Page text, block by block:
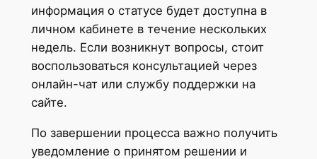
информация о статусе будет доступна в
личном кабинете в течение нескольких
недель. Если возникнут вопросы, стоит
воспользоваться консультацией через
онлайн-чат или службу поддержки на
сайте.
По завершении процесса важно получить
уведомление о принятом решении и